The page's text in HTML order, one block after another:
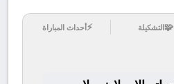
🧩التشكيلة ⚡أحداث المباراة